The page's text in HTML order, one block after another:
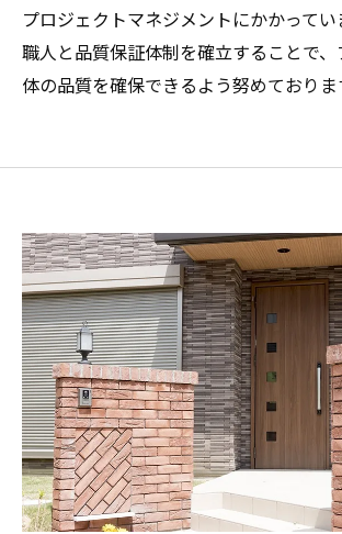
プロジェクトマネジメントにかかって
職人と品質保証体制を確立することで
体の品質を確保できるよう努めておりま